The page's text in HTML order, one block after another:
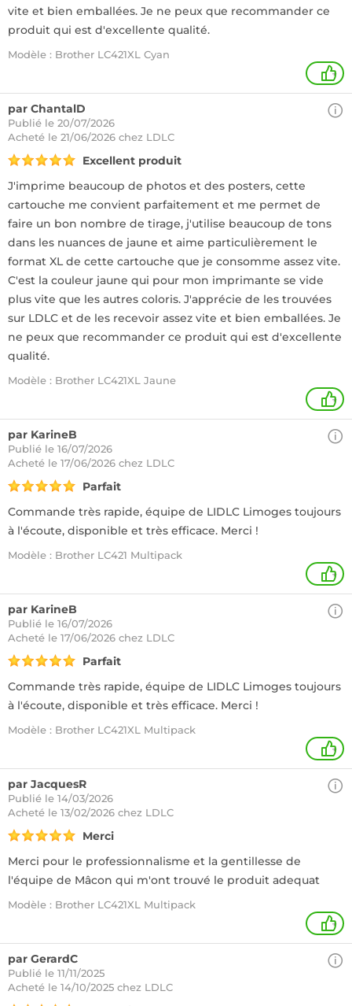
vite et bien emballées. Je ne peux que recommander ce
produit qui est d'excellente qualité.
Modèle : Brother LC421XL Cyan
+
par ChantalD
Publié le 20/07/2026
Acheté le 21/06/2026 chez LDLC
Excellent produit
J'imprime beaucoup de photos et des posters, cette
cartouche me convient parfaitement et me permet de
faire un bon nombre de tirage, j'utilise beaucoup de tons
dans les nuances de jaune et aime particulièrement le
format XL de cette cartouche que je consomme assez vite.
C'est la couleur jaune qui pour mon imprimante se vide
plus vite que les autres coloris. J'apprécie de les trouvées
sur LDLC et de les recevoir assez vite et bien emballées. Je
ne peux que recommander ce produit qui est d'excellente
qualité.
Modèle : Brother LC421XL Jaune
+
par KarineB
Publié le 16/07/2026
Acheté le 17/06/2026 chez LDLC
Parfait
Commande très rapide, équipe de LIDLC Limoges toujours
à l'écoute, disponible et très efficace. Merci !
Modèle : Brother LC421 Multipack
+
par KarineB
Publié le 16/07/2026
Acheté le 17/06/2026 chez LDLC
Parfait
Commande très rapide, équipe de LIDLC Limoges toujours
à l'écoute, disponible et très efficace. Merci !
Modèle : Brother LC421XL Multipack
+
par JacquesR
Publié le 14/03/2026
Acheté le 13/02/2026 chez LDLC
Merci
Merci pour le professionnalisme et la gentillesse de
l'équipe de Mâcon qui m'ont trouvé le produit adequat
Modèle : Brother LC421XL Multipack
+
par GerardC
Publié le 11/11/2025
Acheté le 14/10/2025 chez LDLC